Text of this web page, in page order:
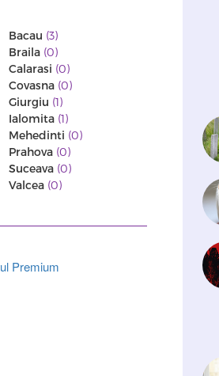
Bacau (3)
Braila (0)
Calarasi (0)
Covasna (0)
Giurgiu (1)
Ialomita (1)
Mehedinti (0)
Prahova (0)
Suceava (0)
Valcea (0)
Premium